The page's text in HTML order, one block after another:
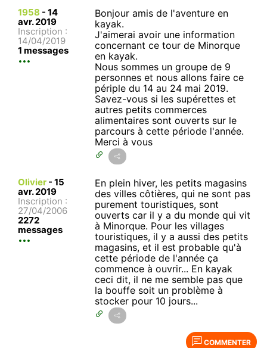
1958 - 14
avr. 2019
Inscription :
14/04/2019
1 messages
Bonjour amis de l'aventure en
kayak.
J'aimerai avoir une information
concernant ce tour de Minorque
en kayak.
Nous sommes un groupe de 9
personnes et nous allons faire ce
périple du 14 au 24 mai 2019.
Savez-vous si les supérettes et
autres petits commerces
alimentaires sont ouverts sur le
parcours à cette période l'année.
Merci à vous
Olivier - 15
avr. 2019
Inscription :
27/04/2006
2272
messages
En plein hiver, les petits magasins
des villes côtières, qui ne sont pas
purement touristiques, sont
ouverts car il y a du monde qui vit
à Minorque. Pour les villages
touristiques, il y a aussi des petits
magasins, et il est probable qu'à
cette période de l'année ça
commence à ouvrir... En kayak
ceci dit, il ne me semble pas que
la bouffe soit un problème à
stocker pour 10 jours...
COMMENTER